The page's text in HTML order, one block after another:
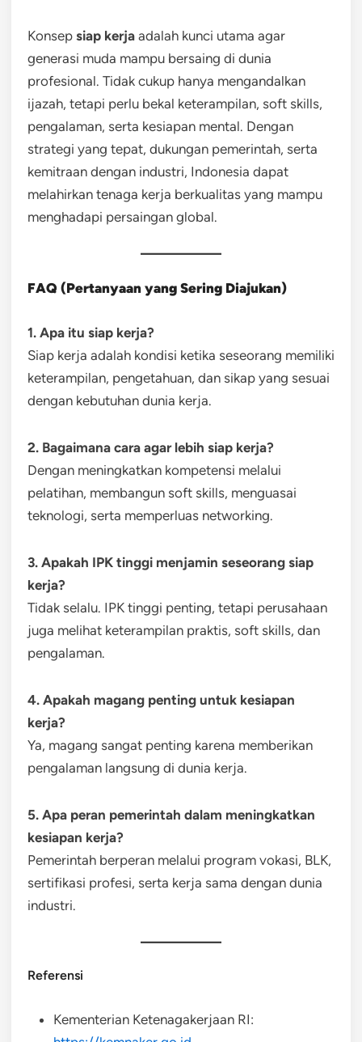
Konsep siap kerja adalah kunci utama agar
generasi muda mampu bersaing di dunia
profesional. Tidak cukup hanya mengandalkan
ijazah, tetapi perlu bekal keterampilan, soft skills,
pengalaman, serta kesiapan mental. Dengan
strategi yang tepat, dukungan pemerintah, serta
kemitraan dengan industri, Indonesia dapat
melahirkan tenaga kerja berkualitas yang mampu
menghadapi persaingan global.
FAQ (Pertanyaan yang Sering Diajukan)
1. Apa itu siap kerja?
Siap kerja adalah kondisi ketika seseorang memiliki
keterampilan, pengetahuan, dan sikap yang sesuai
dengan kebutuhan dunia kerja.
2. Bagaimana cara agar lebih siap kerja?
Dengan meningkatkan kompetensi melalui
pelatihan, membangun soft skills, menguasai
teknologi, serta memperluas networking.
3. Apakah IPK tinggi menjamin seseorang siap
kerja?
Tidak selalu. IPK tinggi penting, tetapi perusahaan
juga melihat keterampilan praktis, soft skills, dan
pengalaman.
4. Apakah magang penting untuk kesiapan
kerja?
Ya, magang sangat penting karena memberikan
pengalaman langsung di dunia kerja.
5. Apa peran pemerintah dalam meningkatkan
kesiapan kerja?
Pemerintah berperan melalui program vokasi, BLK,
sertifikasi profesi, serta kerja sama dengan dunia
industri.
Referensi
Kementerian Ketenagakerjaan RI: